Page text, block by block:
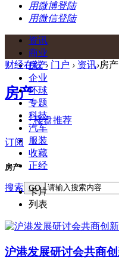
用微博登陆
用微信登陆
资讯
商业
房产
企业
环球
专题
科技
汽车
服装
收藏
正经
搜索 GO
财经在线 › 门户 › 资讯›房产
房产
· 楼盘推荐
订阅
房产
卡片
列表
沪港发展研讨会共商